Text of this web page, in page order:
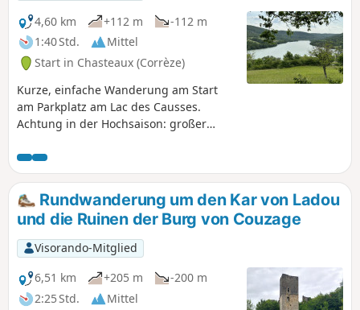
4,60 km
+112 m
-112 m
1:40 Std.
Mittel
Start in Chasteaux (Corrèze)
Kurze, einfache Wanderung am Start
am Parkplatz am Lac des Causses.
Achtung in der Hochsaison: großer
Parkplatzprobleme.
Rundwanderung um den Kar von Ladou
und die Ruinen der Burg von Couzage
Visorando-Mitglied
6,51 km
+205 m
-200 m
2:25 Std.
Mittel